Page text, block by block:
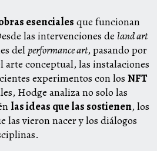
esenciales que funcionan
las intervenciones de land art
delperformance art, pasando por
conceptual, las instalaciones
experimentos con los NFT
Hodge analiza no solo las
las ideas que las sostienen, los
las vieron nacer y los diálogos